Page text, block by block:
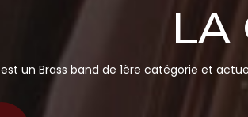
LA
est un Brass band de 1ère catégorie et